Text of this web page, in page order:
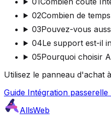
02Combien de
03Pouvez-vous
04Le support est-il
05Pourquoi choisir
Utilisez le panneau
Guide Intégration passerelle
AllsWeb